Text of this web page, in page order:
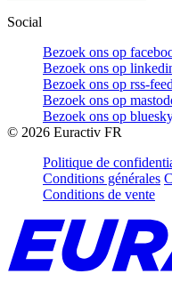
Social
Bezoek ons op
Bezoek ons op
Bezoek ons op rss-feed
Bezoek ons op
Bezoek ons op
© 2026 Euractiv FR
Politique de
Conditions générales
Conditions de vente